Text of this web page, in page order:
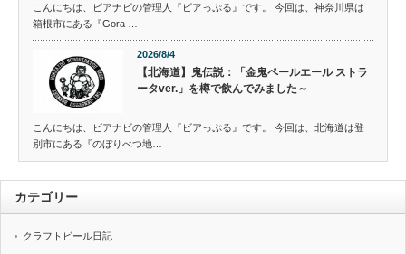
こんにちは、ビアナビの管理人『ビアっぷる』です。 今回は、神奈川県は
箱根市にある『Gora …
2026/8/4
【北海道】鬼伝説：「金鬼ペールエール ストラ
ータver.」を樽で飲んでみました～
こんにちは、ビアナビの管理人『ビアっぷる』です。 今回は、北海道は登
別市にある『のぼりべつ地…
カテゴリー
クラフトビール日記